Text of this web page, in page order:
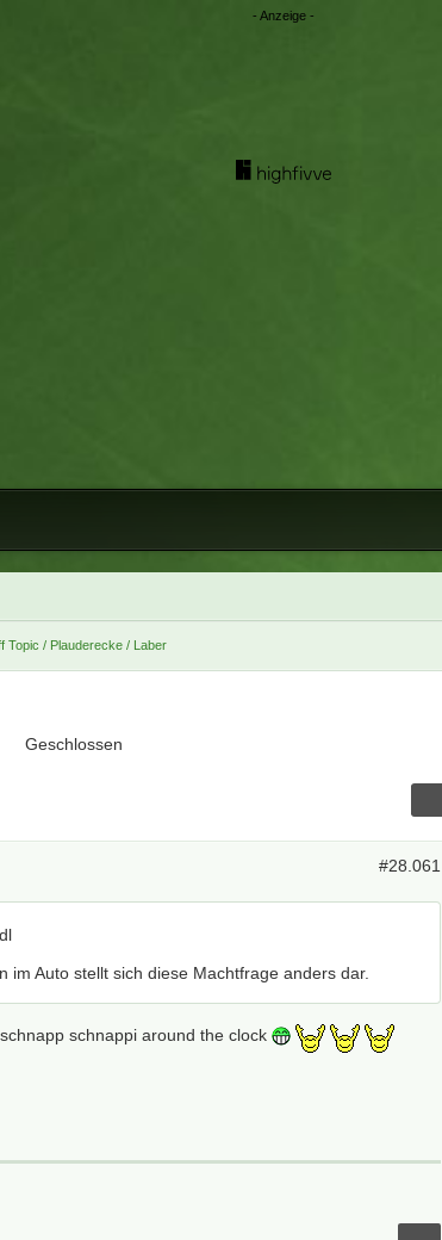
Topic / Plauderecke / Laber
Geschlossen
#28.061
im Auto stellt sich diese Machtfrage anders dar.
schnappi around the clock